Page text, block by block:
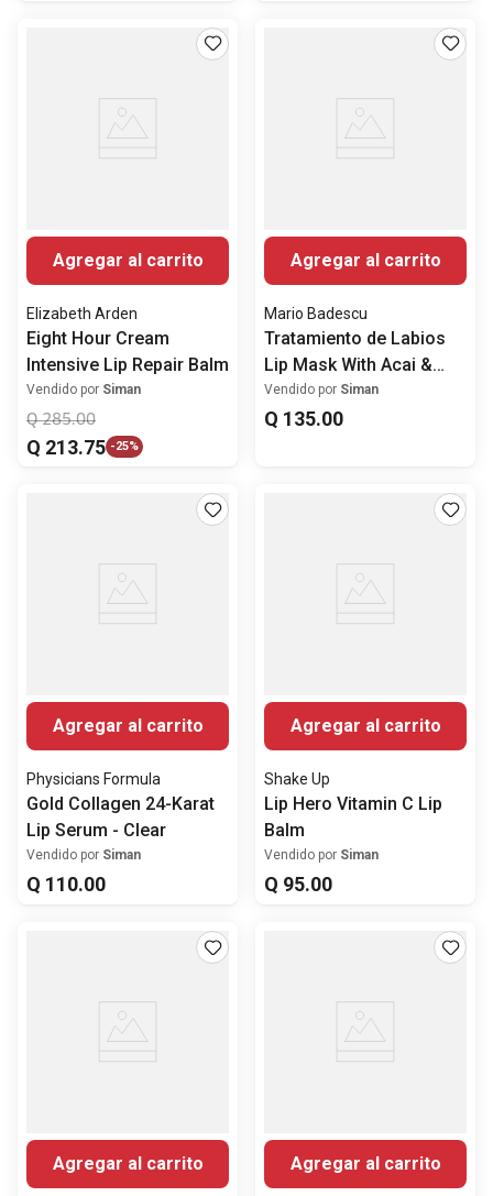
Agregar al carrito
Elizabeth Arden
Eight Hour Cream
Intensive Lip Repair Balm
Vendido por Siman
Q 285.00
Q 213.75 -25%
Agregar al carrito
Mario Badescu
Tratamiento de Labios
Lip Mask With Acai &
Vanilla
Vendido por Siman
Q 135.00
Agregar al carrito
Physicians Formula
Gold Collagen 24-Karat
Lip Serum - Clear
Vendido por Siman
Q 110.00
Agregar al carrito
Shake Up
Lip Hero Vitamin C Lip
Balm
Vendido por Siman
Q 95.00
Agregar al carrito Agregar al carrito